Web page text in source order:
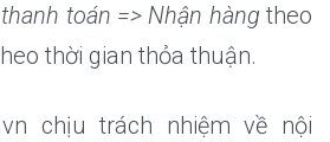
toán => Nhận hàng theo
thời gian thỏa thuận.
chịu trách nhiệm về nội